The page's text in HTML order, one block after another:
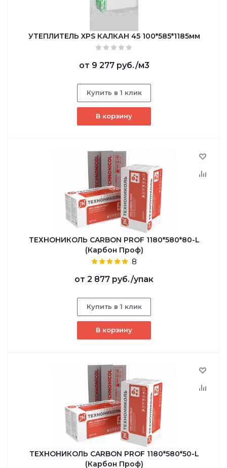
УТЕПЛИТЕЛЬ XPS КАЛКАН 45 100*585*1185мм
от 9 277 руб./м3
Купить в 1 клик
В корзину
ТЕХНОНИКОЛЬ CARBON PROF 1180*580*80-L
(Карбон Проф)
8
от 2 877 руб./упак
Купить в 1 клик
В корзину
ТЕХНОНИКОЛЬ CARBON PROF 1180*580*50-L
(Карбон Проф)